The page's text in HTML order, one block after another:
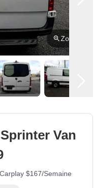
Location
Zoom
Sprinter Van
$167/Semaine